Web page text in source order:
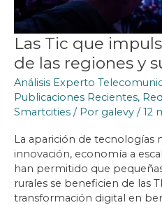
Las Tic que
de las regiones y
Análisis Experto
Publicaciones Recientes,
Smartcities / Por galevy /12
La aparición de tecnologías
innovación, economía a
han permitido que
rurales se beneficien de las
transformación digital en